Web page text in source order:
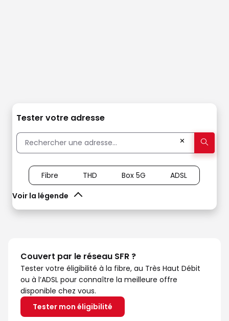
Tester votre adresse
✕
Voir la légende
Fibre THD Box 5G ADSL
Couvert par le réseau SFR ?
Tester votre éligibilité à la fibre, au Très Haut Débit
ou à l’ADSL pour connaître la meilleure offre
disponible chez vous.
Tester mon éligibilité